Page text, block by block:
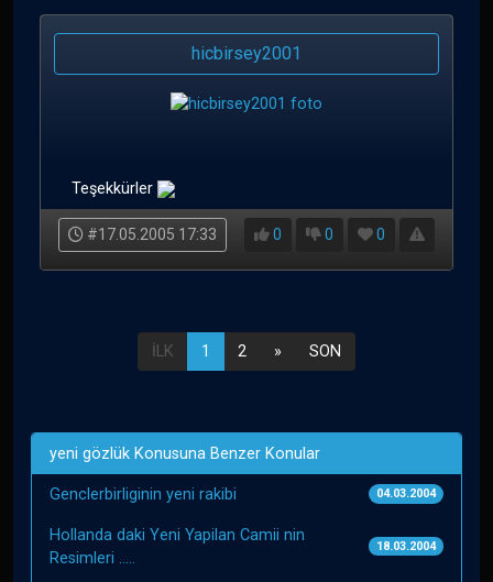
hicbirsey2001
Teşekkürler
#17.05.2005 17:33 0 0 0
İLK 1 2 » SON
yeni gözlük Konusuna Benzer Konular
Genclerbirliginin yeni rakibi 04.03.2004
Hollanda daki Yeni Yapilan Camii nin
Resimleri .....
18.03.2004